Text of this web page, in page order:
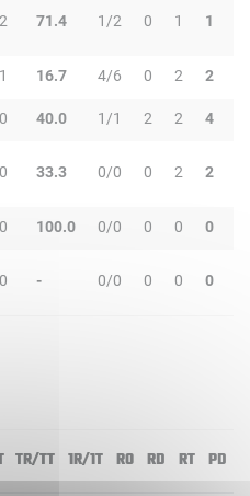
71.4 1/2 0 1 1
16.7 4/6 0 2 2
40.0 1/1 2 2 4
33.3 0/0 0 2 2
100.0 0/0 0 0 0
- 0/0 0 0 0
TR/TT 1R/1T RO RD RT PD